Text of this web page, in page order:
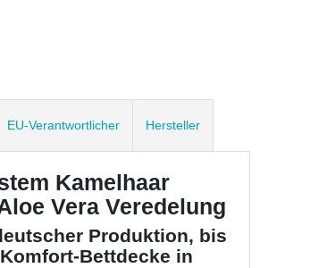
EU-Verantwortlicher Hersteller
Kamelhaar
Vera Veredelung
Produktion, bis
Bettdecke in